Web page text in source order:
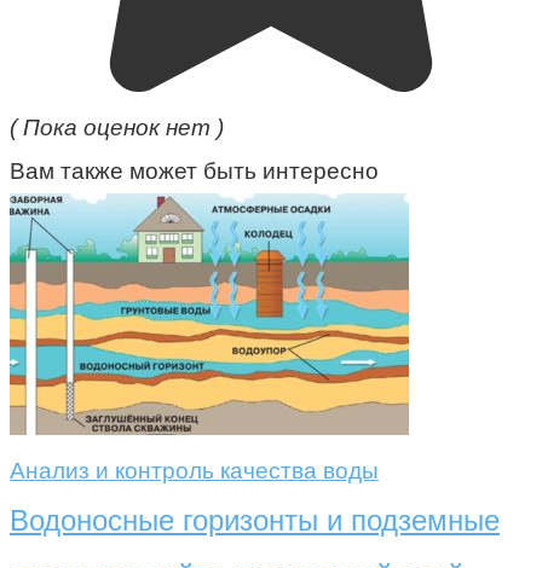
( Пока оценок нет )
Вам также может быть интересно
Анализ и контроль качества воды
Водоносные горизонты и подземные